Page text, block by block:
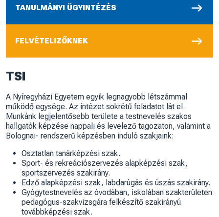
TANULMÁNYI ÜGYINTÉZÉS
FELVÉTELIZŐKNEK
TSI
A Nyíregyházi Egyetem egyik legnagyobb létszámmal
működő egysége. Az intézet sokrétű feladatot lát el.
Munkánk legjelentősebb területe a testnevelés szakos
hallgatók képzése nappali és levelező tagozaton, valamint a
Bolognai- rendszerű képzésben induló szakjaink:
Osztatlan tanárképzési szak.
Sport- és rekreációszervezés alapképzési szak,
sportszervezés szakirány.
Edző alapképzési szak, labdarúgás és úszás szakirány.
Gyógytestnevelés az óvodában, iskolában szakterületen
pedagógus-szakvizsgára felkészítő szakirányú
továbbképzési szak.